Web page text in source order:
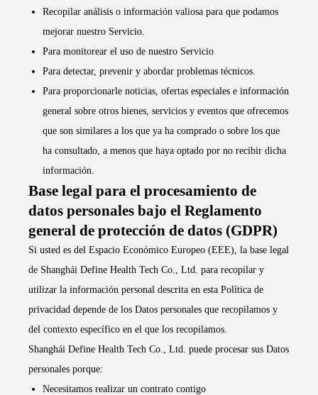
Recopilar análisis o información valiosa para que podamos
mejorar nuestro Servicio.
Para monitorear el uso de nuestro Servicio
Para detectar, prevenir y abordar problemas técnicos.
Para proporcionarle noticias, ofertas especiales e información
general sobre otros bienes, servicios y eventos que ofrecemos
que son similares a los que ya ha comprado o sobre los que
ha consultado, a menos que haya optado por no recibir dicha
información.
Base legal para el procesamiento de
datos personales bajo el Reglamento
general de protección de datos (GDPR)
Si usted es del Espacio Económico Europeo (EEE), la base legal
de Shanghái Define Health Tech Co., Ltd. para recopilar y
utilizar la información personal descrita en esta Política de
privacidad depende de los Datos personales que recopilamos y
del contexto específico en el que los recopilamos.
Shanghái Define Health Tech Co., Ltd. puede procesar sus Datos
personales porque:
Necesitamos realizar un contrato contigo